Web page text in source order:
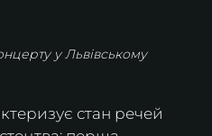
у Львівському
стан речей